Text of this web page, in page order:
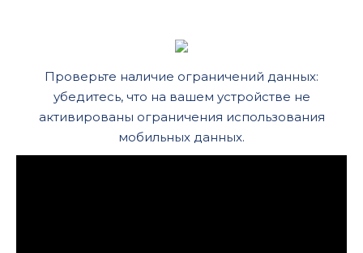
Проверьте наличие ограничений данных:
убедитесь, что на вашем устройстве не
активированы ограничения использования
мобильных данных.